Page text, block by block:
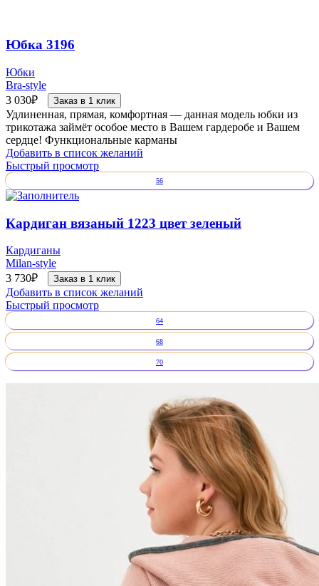
Юбка 3196
Юбки
Bra-style
3 030₽ Заказ в 1 клик
Удлиненная, прямая, комфортная — данная модель юбки из
трикотажа займёт особое место в Вашем гардеробе и Вашем
сердце! Функциональные карманы
Добавить в список желаний
Быстрый просмотр
56
Кардиган вязаный 1223 цвет зеленый
Кардиганы
Milan-style
3 730₽ Заказ в 1 клик
Добавить в список желаний
Быстрый просмотр
64
68
70